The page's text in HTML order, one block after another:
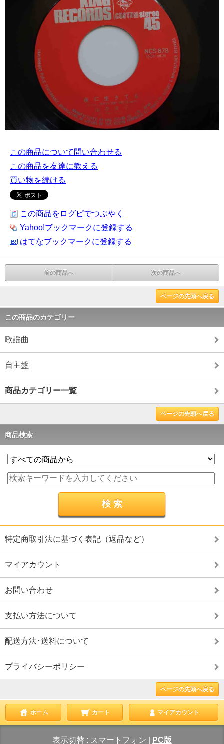
この商品について問い合わせる
この商品を友達に教える
買い物を続ける
この商品をログピでつぶやく
Yahoo!ブックマークに登録する
はてなブックマークに登録する
前の商品へ 次の商品へ
ページの先頭へ戻る
この商品のカテゴリー
歌謡曲
自主盤
商品カテゴリー一覧
ページの先頭へ戻る
商品検索
特定商取引法に基づく表記（返品など）
マイアカウント
お問い合わせ
支払い方法について
配送方法･送料について
プライバシーポリシー
ページの先頭へ戻る
ホーム カート マイアカウント
表示切替 : スマートフォン PC版